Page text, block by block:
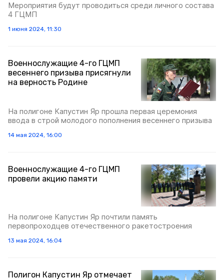
Мероприятия будут проводиться среди личного состава
4 ГЦМП
1 июня 2024, 11:30
Военнослужащие 4-го ГЦМП
весеннего призыва присягнули
на верность Родине
На полигоне Капустин Яр прошла первая церемония
ввода в строй молодого пополнения весеннего призыва
14 мая 2024, 16:00
Военнослужащие 4-го ГЦМП
провели акцию памяти
На полигоне Капустин Яр почтили память
первопроходцев отечественного ракетостроения
13 мая 2024, 16:04
Полигон Капустин Яр отмечает